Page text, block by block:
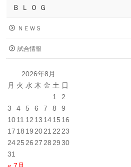
Ｂ Ｌ Ｏ Ｇ
ＮＥＷＳ
試合情報
2026年8月
月 火 水 木 金 土 日
1
2
3
4 5 6 7 8
9
1011 12 13 1415 16
17 18 19 2021 22 23
2425 26 27 28 29 30
31